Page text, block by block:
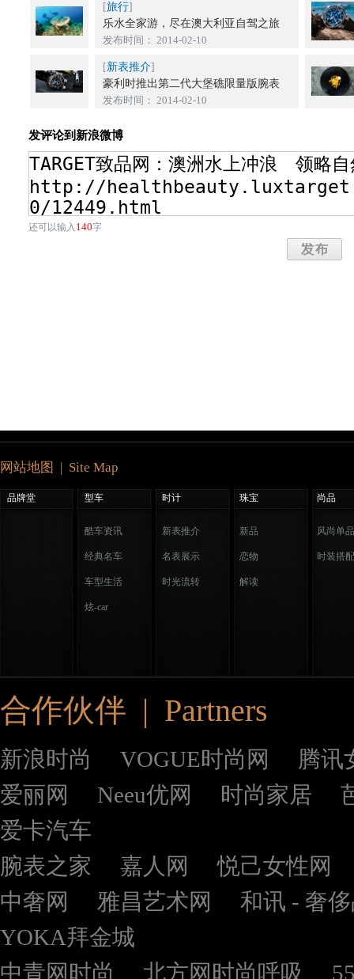
[旅行]
乐水全家游，尽在澳大利亚自驾之旅
发布时间： 2014-02-10
[新表推介]
豪利时推出第二代大堡礁限量版腕表
发布时间： 2014-02-10
发评论到新浪微博
还可以输入 140字
网站地图 | Site Map
品牌堂 型车 时计 珠宝 尚品
酷车资讯
经典名车
车型生活
炫-car
新表推介
名表展示
时光流转
新品
恋物
解读
风尚单品
时装搭配
合作伙伴 | Partners
新浪时尚 VOGUE时尚网
腾讯
爱丽网
Neeu优网 时尚家居
爱卡汽车
腕表之家
嘉人网
悦己女性网
中奢网
雅昌艺术网
和讯 - 奢
YOKA拜金城
中青网时尚
北方网时尚呼吸